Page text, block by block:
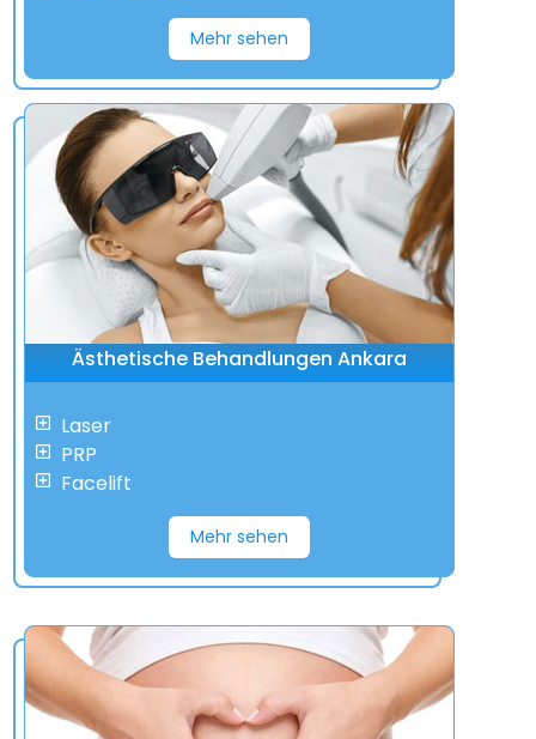
Mehr sehen
Ästhetische Behandlungen Ankara
Laser
PRP
Facelift
Mehr sehen